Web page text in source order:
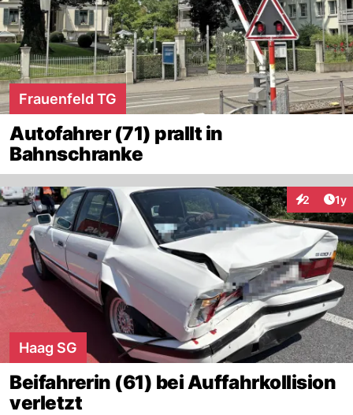
Frauenfeld TG
Autofahrer (71) prallt in
Bahnschranke
2 1y
Haag SG
Beifahrerin (61) bei Auffahrkollision
verletzt